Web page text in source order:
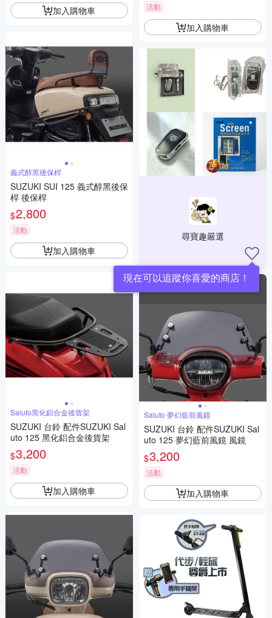
加入購物車
義式醇黑後保桿
SUZUKI SUI 125 義式醇黑後保
桿 後保桿
$2,800
活動
加入購物車
Saluto黑化鋁合金後貨架
SUZUKI 台鈴 配件SUZUKI Sal
uto 125 黑化鋁合金後貨架
$3,200
活動
加入購物車
活動
加入購物車
尋寶趣嚴選
現在可以追蹤你喜愛的商店！
Saluto 夢幻藍前風鏡
SUZUKI 台鈴 配件SUZUKI Sal
uto 125 夢幻藍前風鏡 風鏡
$3,200
活動
加入購物車